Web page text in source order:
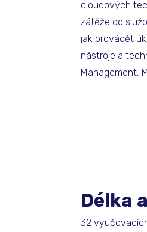
cloudových
zátěže do
jak provádět
nástroje a
Management,
Délka
32